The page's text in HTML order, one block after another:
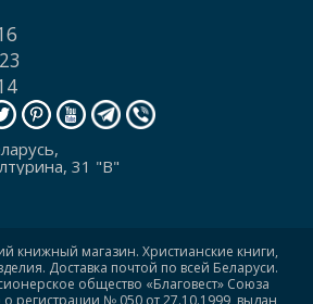
31 "В"
книжный магазин. Христианские книги,
Доставка почтой по всей Беларуси.
общество «Благовест» Союза